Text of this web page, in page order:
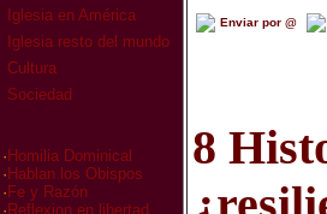
Iglesia en América
Iglesia resto del mundo
Cultura
Sociedad
· Homilia Dominical
· Hablan los Obispos
· Fe y Razón
· Reflexion en libertad
Enviar por @
8